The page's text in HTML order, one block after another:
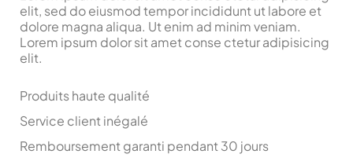
elit, sed do eiusmod tempor incididunt ut labore et
dolore magna aliqua. Ut enim ad minim veniam.
Lorem ipsum dolor sit amet conse ctetur adipisicing
elit.
Produits haute qualité
Service client inégalé
Remboursement garanti pendant 30 jours